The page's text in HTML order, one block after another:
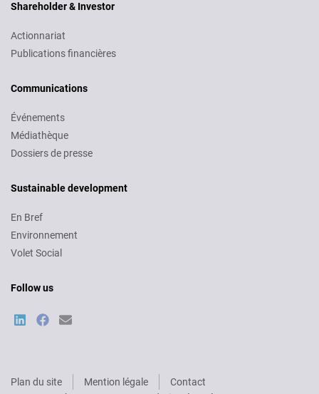
Shareholder & Investor
Actionnariat
Publications financières
Communications
Événements
Médiathèque
Dossiers de presse
Sustainable development
En Bref
Environnement
Volet Social
Follow us
Pied
Plan du site Mention légale
Contact